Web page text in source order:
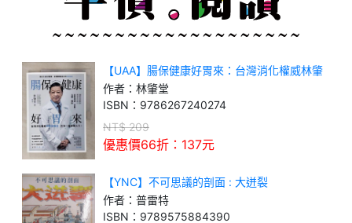
【UAA】腸保健康好胃來：台灣消化權威林肇
堂教授，許你一個順暢人生
作者： 林肇堂
ISBN： 9786267240274
NT$209
優惠價66折： 137元
【YNC】不可思議的剖面 : 大迸裂
作者： 普雷特
ISBN： 9789575884390